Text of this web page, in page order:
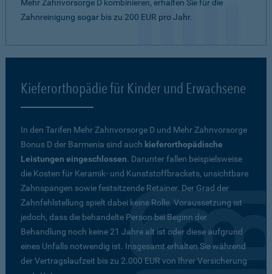
Mehr Zahnvorsorge D kombinieren, erhalten Sie für die
Zahnreinigung sogar bis zu 200 EUR pro Jahr.
Kieferorthopädie für Kinder und Erwachsene
In den Tarifen Mehr Zahnvorsorge D und Mehr Zahnvorsorge
Bonus D der Barmenia sind auch kieferorthopädische
Leistungen eingeschlossen. Darunter fallen beispielsweise
die Kosten für Keramik- und Kunststoffbrackets, unsichtbare
Zahnspangen sowie festsitzende Retainer. Der Grad der
Zahnfehlstellung spielt dabei keine Rolle. Voraussetzung ist
jedoch, dass die behandelte Person bei Beginn der
Behandlung noch keine 21 Jahre alt ist oder diese aufgrund
eines Unfalls notwendig ist. Insgesamt erhalten Sie während
der Vertragslaufzeit bis zu 2.000 EUR von Ihrer Versicherung